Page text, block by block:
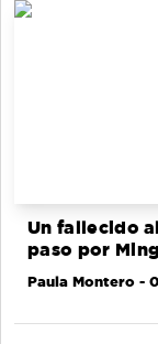
Un fallecido
paso por
Paula Montero -